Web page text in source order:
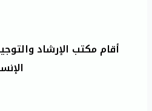
أقام مكتب الإرشاد